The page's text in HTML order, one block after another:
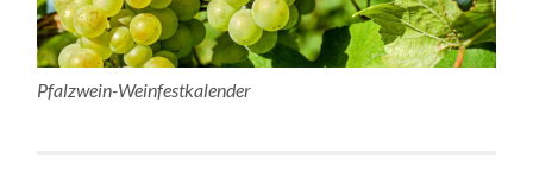
Pfalzwein-Weinfestkalender